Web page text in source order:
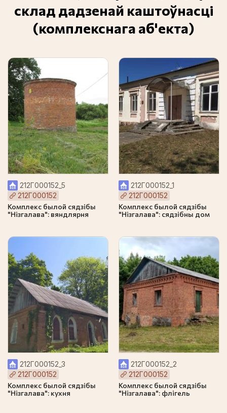
склад дадзенай каштоўнасці
(комплекснага аб'екта)
212Г000152_5
212Г000152
Комплекс былой сядзібы
"Нізгалава": вяндлярня
212Г000152_3
212Г000152
Комплекс былой сядзібы
"Нізгалава": кухня
212Г000152_1
212Г000152
Комплекс былой сядзібы
"Нізгалава": сядзібны дом
212Г000152_2
212Г000152
Комплекс былой сядзібы
"Нізгалава": флігель